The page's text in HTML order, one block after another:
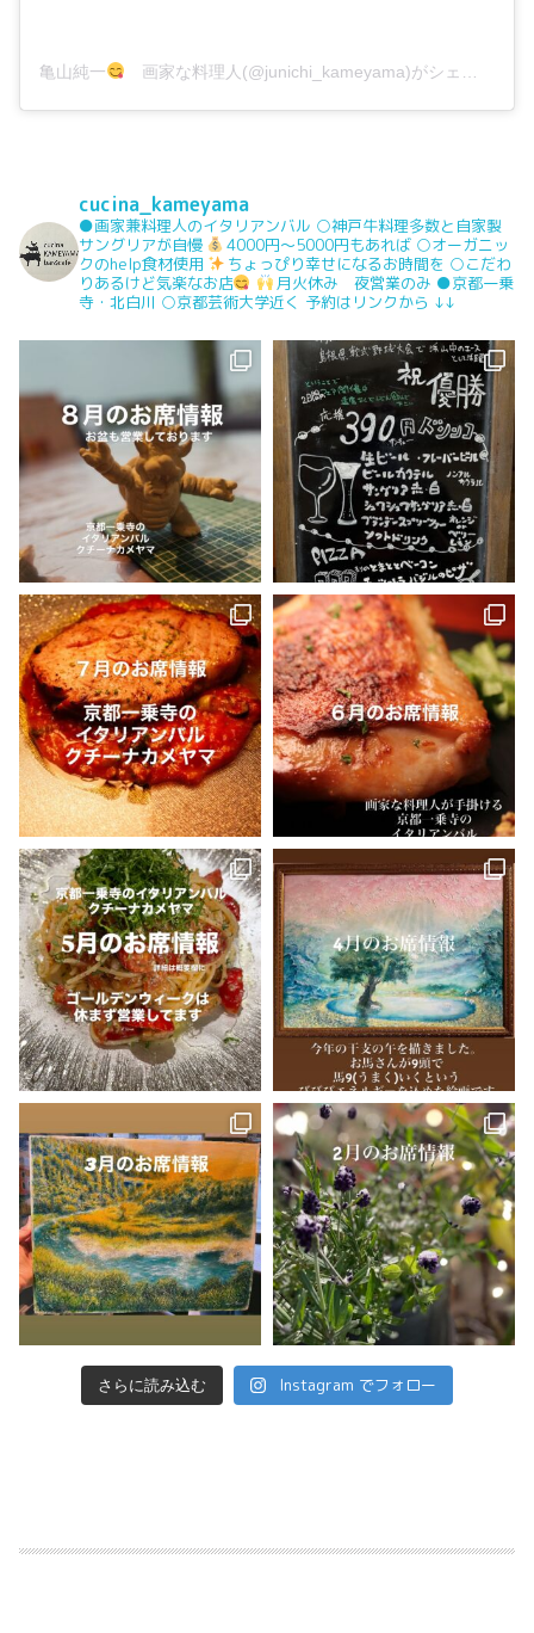
亀山純一 画家な料理人(@junichi_kameyama)がシェアした投稿
cucina_kameyama
●画家兼料理人のイタリアンバル ○神戸牛料理多数と自家製
サングリアが自慢
4000円〜5000円もあれば ○オーガニッ
クのhelp食材使用
ちょっぴり幸せになるお時間を ○こだわ
りあるけど気楽なお店
月火休み 夜営業のみ ●京都一乗
寺・北白川 ○京都芸術大学近く 予約はリンクから ↓↓
さらに読み込む Instagram でフォロー